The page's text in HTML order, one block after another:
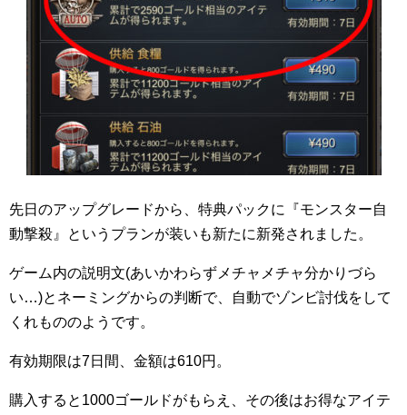
先日のアップグレードから、特典パックに『モンスター自
動撃殺』というプランが装いも新たに新発されました。
ゲーム内の説明文(あいかわらずメチャメチャ分かりづら
い…)とネーミングからの判断で、自動でゾンビ討伐をして
くれもののようです。
有効期限は7日間、金額は610円。
購入すると1000ゴールドがもらえ、その後はお得なアイテ